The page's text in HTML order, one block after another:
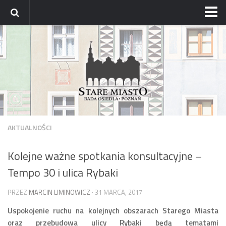
Strona główna
Archiwum aktualności
Archiwum bloga
Osiedle
Mapa osiedla
Dzielnicowi Starego Miasta
Urzędy
ZDM – awarie
Rada
AKTUALNOŚCI
Kolejne ważne spotkania konsultacyjne –
Tempo 30 i ulica Rybaki
PRZEZ MARCIN LIMINOWICZ · 31 MARCA, 2017
Uspokojenie ruchu na kolejnych obszarach Starego Miasta
oraz przebudowa ulicy Rybaki będą tematami